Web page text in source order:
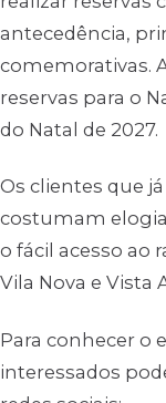
antecedência,
comemorativas.
reservas para o
do Natal de 2027.
Os clientes que
costumam
o fácil acesso ao
Vila Nova e Vista
Para conhecer o
interessados